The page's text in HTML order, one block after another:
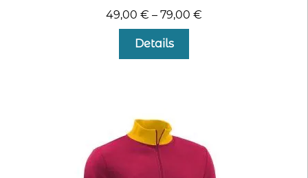
49,00 € – 79,00 €
Details
Optionen
können